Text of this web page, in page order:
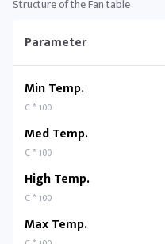
Structure of the Fan table
Parameter
Min Temp.
C * 100
Med Temp.
C * 100
High Temp.
C * 100
Max Temp.